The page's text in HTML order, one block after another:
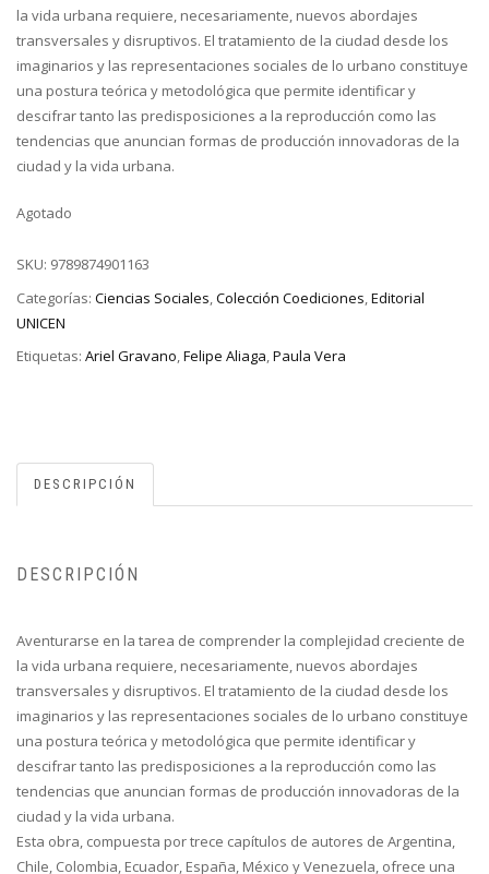
la vida urbana requiere, necesariamente, nuevos abordajes
transversales y disruptivos. El tratamiento de la ciudad desde los
imaginarios y las representaciones sociales de lo urbano constituye
una postura teórica y metodológica que permite identificar y
descifrar tanto las predisposiciones a la reproducción como las
tendencias que anuncian formas de producción innovadoras de la
ciudad y la vida urbana.
Agotado
SKU: 9789874901163
Categorías: Ciencias Sociales,Colección Coediciones,Editorial
UNICEN
Etiquetas: Ariel Gravano,Felipe Aliaga,Paula Vera
DESCRIPCIÓN
DESCRIPCIÓN
Aventurarse en la tarea de comprender la complejidad creciente de
la vida urbana requiere, necesariamente, nuevos abordajes
transversales y disruptivos. El tratamiento de la ciudad desde los
imaginarios y las representaciones sociales de lo urbano constituye
una postura teórica y metodológica que permite identificar y
descifrar tanto las predisposiciones a la reproducción como las
tendencias que anuncian formas de producción innovadoras de la
ciudad y la vida urbana.
Esta obra, compuesta por trece capítulos de autores de Argentina,
Chile, Colombia, Ecuador, España, México y Venezuela, ofrece una